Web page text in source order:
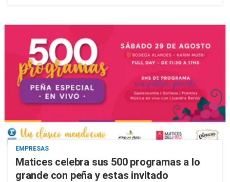
EMPRESAS
Matices celebra sus 500 programas a lo
grande con peña y estas invitado